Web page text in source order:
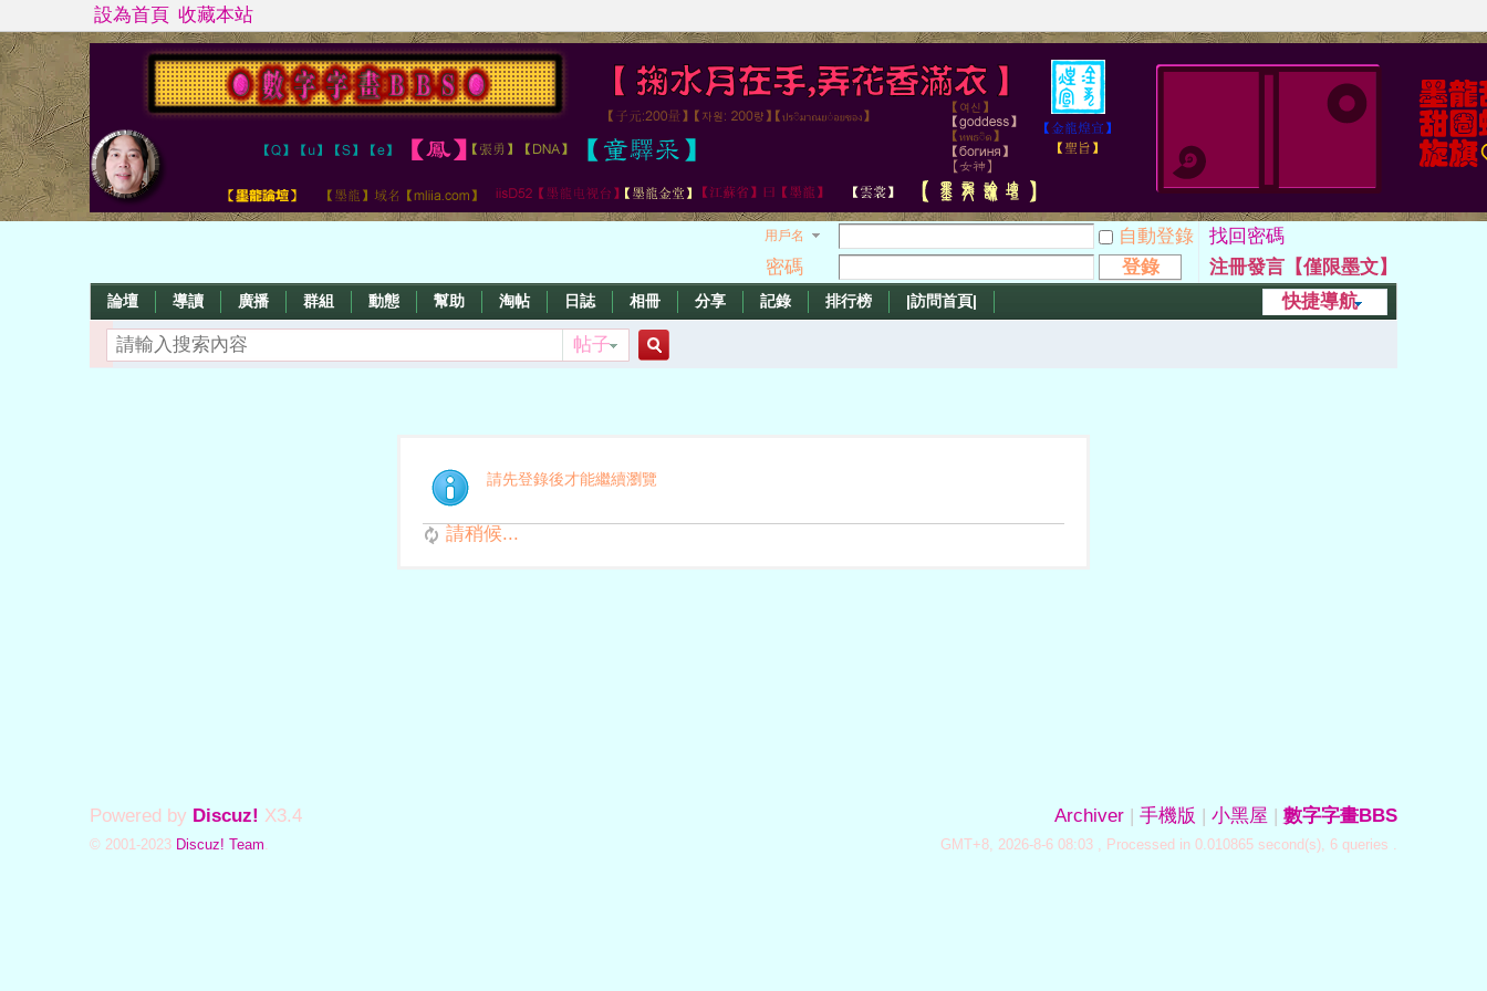
設為首頁 收藏本站
用戶名 自動登錄
找回密碼
密碼
登錄
注冊發言【僅限墨文】
快捷導航
論壇 導讀 廣播 群組 動態 幫助 淘帖 日誌 相冊 分享 記錄 排行榜 |訪問首頁|
帖子
索
請先登錄後才能繼續瀏覽
請稍候...
Archiver | 手機版 | 小黑屋 | 數字字畫BBS
GMT+8, 2026-8-6 08:03 , Processed in 0.010865 second(s), 6 queries .
Powered by Discuz! X3.4
© 2001-2023 Discuz! Team.